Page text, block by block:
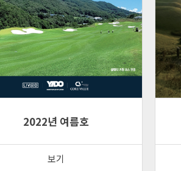
2022년 여름호
보기